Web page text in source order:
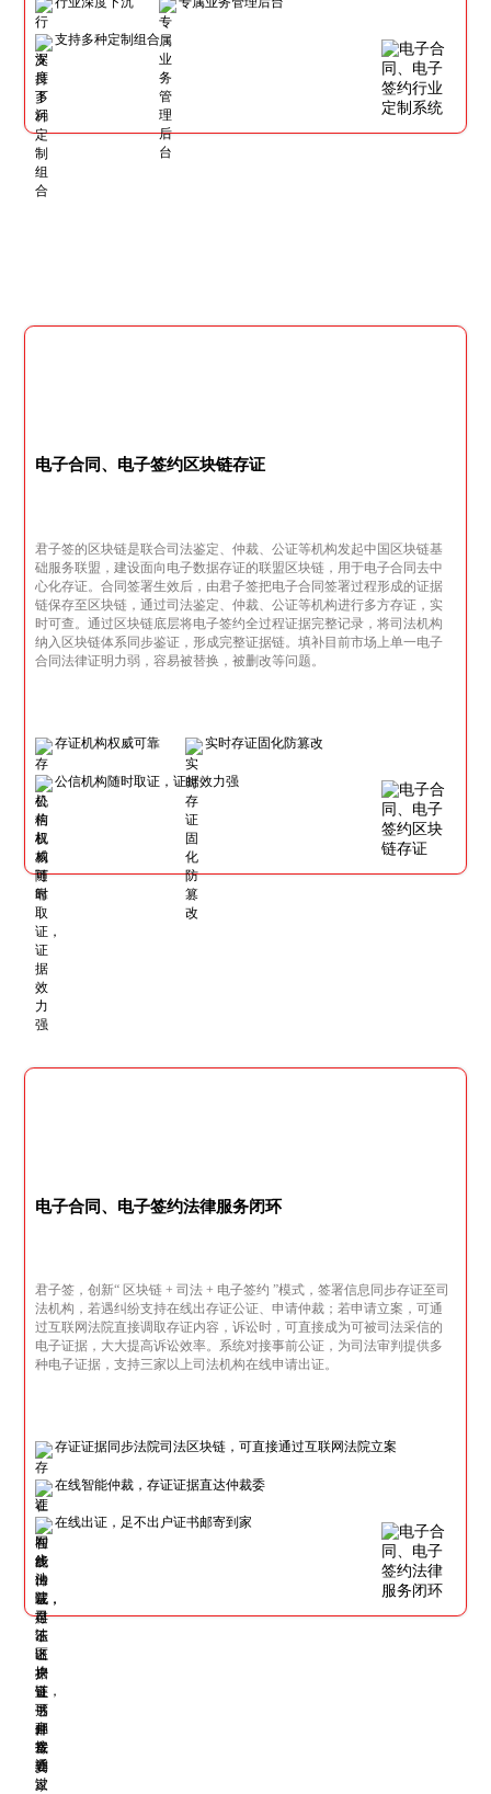
支持多种定制组合
电子合同、电子签约区块链存证
君子签的区块链是联合司法鉴定、仲裁、公证等机构发起中国区块链基
础服务联盟，建设面向电子数据存证的联盟区块链，用于电子合同去中
心化存证。合同签署生效后，由君子签把电子合同签署过程形成的证据
链保存至区块链，通过司法鉴定、仲裁、公证等机构进行多方存证，实
时可查。通过区块链底层将电子签约全过程证据完整记录，将司法机构
纳入区块链体系同步鉴证，形成完整证据链。填补目前市场上单一电子
合同法律证明力弱，容易被替换，被删改等问题。
存证机构权威可靠 实时存证固化防篡改
公信机构随时取证，证据效力强
电子合同、电子签约法律服务闭环
君子签，创新“ 区块链 + 司法 + 电子签约 ”模式，签署信息同步存证至司
法机构，若遇纠纷支持在线出存证公证、申请仲裁；若申请立案，可通
过互联网法院直接调取存证内容，诉讼时，可直接成为可被司法采信的
电子证据，大大提高诉讼效率。系统对接事前公证，为司法审判提供多
种电子证据，支持三家以上司法机构在线申请出证。
存证证据同步法院司法区块链，可直接通过互联网法院立案
在线智能仲裁，存证证据直达仲裁委
在线出证，足不出户证书邮寄到家